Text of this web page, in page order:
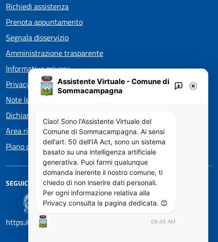
Richiedi assistenza
Prenota appuntamento
Segnala disservizio
Amministrazione trasparente
Informativa privacy
Privacy policy EOS
Note legali
Dichiarazione di accessibilità
Area riservata
Piano di Miglioramento dei servizi
SEGUICI SU
https://designers.italia.it/
Assistente Virtuale - Comune di
Sommacampagna
Ciao! Sono l'Assistente Virtuale del
Comune di Sommacampagna. Ai sensi
dell'art. 50 dell'IA Act, sono un sistema
basato su una intelligenza artificiale
generativa. Puoi farmi qualunque
domanda inerente il nostro comune, ti
chiedo di non inserire dati personali.
Per ogni informazione relativa alla
Privacy consulta la pagina dedicata. 😊
08:46 AM